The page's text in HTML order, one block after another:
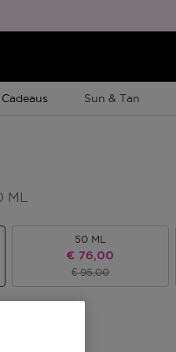
Gratis
Sun & Tan
ML
50 ML
Kortingsprijs
€ 76,00
Productprijs
€ 95,00